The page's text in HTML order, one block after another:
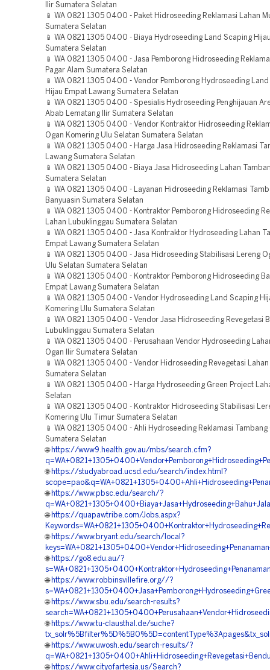
Ilir Sumatera Selatan
📱 WA 0821 1305 0400 - Paket Hidroseeding Reklamasi Lahan
Sumatera Selatan
📱 WA 0821 1305 0400 - Biaya Hydroseeding Land Scaping
Sumatera Selatan
📱 WA 0821 1305 0400 - Jasa Pemborong Hidroseeding
Pagar Alam Sumatera Selatan
📱 WA 0821 1305 0400 - Vendor Pemborong Hydroseeding
Hijau Empat Lawang Sumatera Selatan
📱 WA 0821 1305 0400 - Spesialis Hydroseeding Penghijauan
Abab Lematang Ilir Sumatera Selatan
📱 WA 0821 1305 0400 - Vendor Kontraktor Hidroseeding
Ogan Komering Ulu Selatan Sumatera Selatan
📱 WA 0821 1305 0400 - Harga Jasa Hidroseeding Reklamasi
Lawang Sumatera Selatan
📱 WA 0821 1305 0400 - Biaya Jasa Hidroseeding Lahan
Sumatera Selatan
📱 WA 0821 1305 0400 - Layanan Hidroseeding Reklamasi
Banyuasin Sumatera Selatan
📱 WA 0821 1305 0400 - Kontraktor Pemborong Hidroseeding
Lahan Lubuklinggau Sumatera Selatan
📱 WA 0821 1305 0400 - Jasa Kontraktor Hydroseeding Lahan
Empat Lawang Sumatera Selatan
📱 WA 0821 1305 0400 - Jasa Hidroseeding Stabilisasi Lereng
Ulu Selatan Sumatera Selatan
📱 WA 0821 1305 0400 - Kontraktor Pemborong Hidroseeding
Empat Lawang Sumatera Selatan
📱 WA 0821 1305 0400 - Vendor Hydroseeding Land Scaping
Komering Ulu Sumatera Selatan
📱 WA 0821 1305 0400 - Vendor Jasa Hidroseeding Revegetasi
Lubuklinggau Sumatera Selatan
📱 WA 0821 1305 0400 - Perusahaan Vendor Hydroseeding
Ogan Ilir Sumatera Selatan
📱 WA 0821 1305 0400 - Vendor Hidroseeding Revegetasi
Sumatera Selatan
📱 WA 0821 1305 0400 - Harga Hydroseeding Green Project
Selatan
📱 WA 0821 1305 0400 - Kontraktor Hidroseeding Stabilisasi
Komering Ulu Timur Sumatera Selatan
📱 WA 0821 1305 0400 - Ahli Hydroseeding Reklamasi Tambang
Sumatera Selatan
🌐 https://www9.health.gov.au/mbs/search.cfm?
🌐 https://studyabroad.ucsd.edu/search/index.html?
🌐 https://www.pbsc.edu/search/?
🌐 https://quapawtribe.com/Jobs.aspx?
🌐 https://www.bryant.edu/search/local?
🌐 https://go8.edu.au/?
🌐 https://www.robbinsvillefire.org//?
🌐 https://www.sbu.edu/search-results?
🌐 https://www.tu-clausthal.de/suche?
🌐 https://www.uwosh.edu/search-results/?
🌐 https://www.cityofartesia.us/Search?